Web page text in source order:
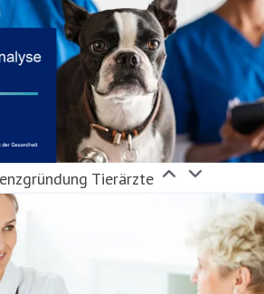
Tierärzte